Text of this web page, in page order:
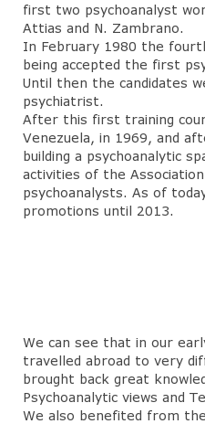
first two psychoanalyst
Attias and N. Zambrano.
In February 1980 the
being accepted the first
Until then the candidates
psychiatrist.
After this first training
Venezuela, in 1969, and
building a psychoanalytic
activities of the
psychoanalysts. As of
promotions until 2013.
We can see that in our
travelled abroad to very
brought back great
Psychoanalytic views and
We also benefited from